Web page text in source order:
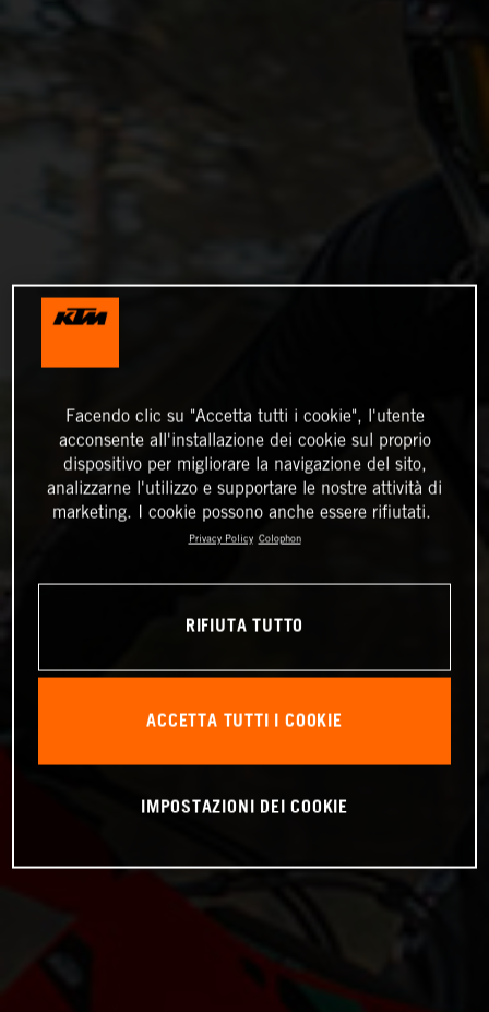
Facendo clic su "Accetta tutti i cookie", l'utente
acconsente all'installazione dei cookie sul proprio
dispositivo per migliorare la navigazione del sito,
analizzarne l'utilizzo e supportare le nostre attività di
marketing. I cookie possono anche essere rifiutati.
Privacy Policy Colophon
RIFIUTA TUTTO
ACCETTA TUTTI I COOKIE
IMPOSTAZIONI DEI COOKIE